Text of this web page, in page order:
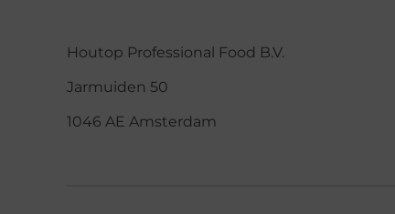
Houtop Professional Food B.V.
Jarmuiden 50
1046 AE Amsterdam